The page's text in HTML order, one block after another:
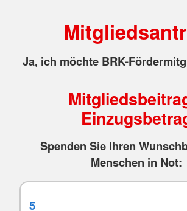
Ja, ich möchte BRK-
Spenden Sie Ihren
Menschen in Not: